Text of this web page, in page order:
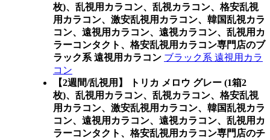
枚)、乱視用カラコン、乱視カラコン、格安乱視
用カラコン、激安乱視用カラコン、韓国乱視カラ
コン、遠視用カラコン、遠視カラコン、乱視用カ
ラーコンタクト、格安乱視用カラコン専門店のブ
ラック系 遠視用カラコン ブラック系 遠視用カラ
コン
【2週間/乱視用】 トリカ メロウ グレー (1箱2
枚)、乱視用カラコン、乱視カラコン、格安乱視
用カラコン、激安乱視用カラコン、韓国乱視カラ
コン、遠視用カラコン、遠視カラコン、乱視用カ
ラーコンタクト、格安乱視用カラコン専門店のチ